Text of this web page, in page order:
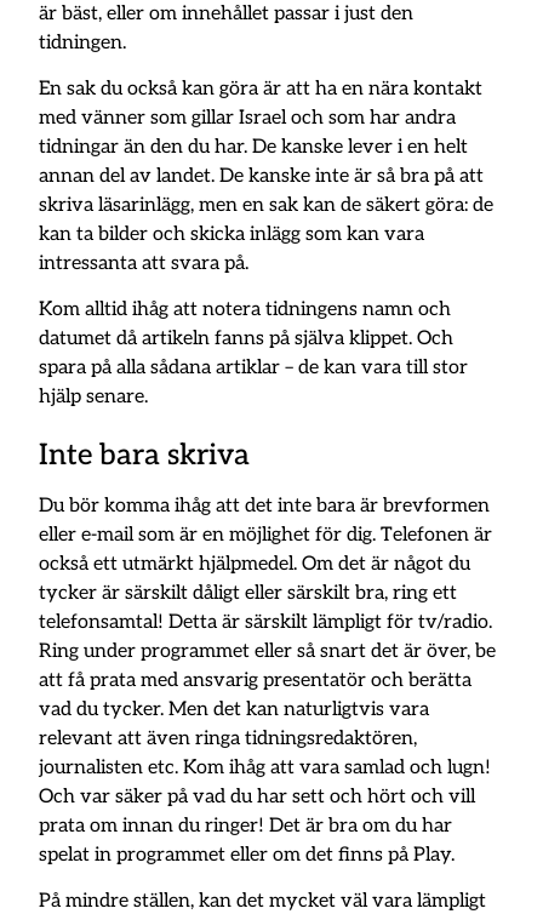
är bäst, eller om innehållet passar i just den
tidningen.
En sak du också kan göra är att ha en nära kontakt
med vänner som gillar Israel och som har andra
tidningar än den du har. De kanske lever i en helt
annan del av landet. De kanske inte är så bra på att
skriva läsarinlägg, men en sak kan de säkert göra: de
kan ta bilder och skicka inlägg som kan vara
intressanta att svara på.
Kom alltid ihåg att notera tidningens namn och
datumet då artikeln fanns på själva klippet. Och
spara på alla sådana artiklar – de kan vara till stor
hjälp senare.
Inte bara skriva
Du bör komma ihåg att det inte bara är brevformen
eller e-mail som är en möjlighet för dig. Telefonen är
också ett utmärkt hjälpmedel. Om det är något du
tycker är särskilt dåligt eller särskilt bra, ring ett
telefonsamtal! Detta är särskilt lämpligt för tv/radio.
Ring under programmet eller så snart det är över, be
att få prata med ansvarig presentatör och berätta
vad du tycker. Men det kan naturligtvis vara
relevant att även ringa tidningsredaktören,
journalisten etc. Kom ihåg att vara samlad och lugn!
Och var säker på vad du har sett och hört och vill
prata om innan du ringer! Det är bra om du har
spelat in programmet eller om det finns på Play.
På mindre ställen, kan det mycket väl vara lämpligt